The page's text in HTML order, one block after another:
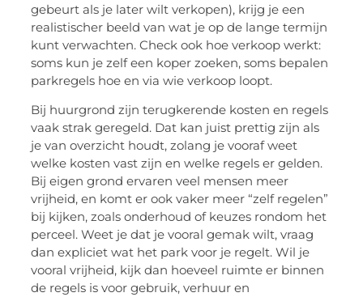
gebeurt als je later wilt verkopen), krijg je een
realistischer beeld van wat je op de lange termijn
kunt verwachten. Check ook hoe verkoop werkt:
soms kun je zelf een koper zoeken, soms bepalen
parkregels hoe en via wie verkoop loopt.
Bij huurgrond zijn terugkerende kosten en regels
vaak strak geregeld. Dat kan juist prettig zijn als
je van overzicht houdt, zolang je vooraf weet
welke kosten vast zijn en welke regels er gelden.
Bij eigen grond ervaren veel mensen meer
vrijheid, en komt er ook vaker meer “zelf regelen”
bij kijken, zoals onderhoud of keuzes rondom het
perceel. Weet je dat je vooral gemak wilt, vraag
dan expliciet wat het park voor je regelt. Wil je
vooral vrijheid, kijk dan hoeveel ruimte er binnen
de regels is voor gebruik, verhuur en